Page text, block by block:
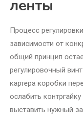
ленты
Процесс
зависимости от
общий принцип
регулировочный
картера коробки
ослабить
выставить нужный